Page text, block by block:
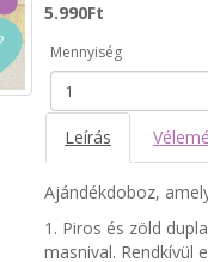
5.990Ft
Mennyiség
Leírás
Ajándékdoboz,
1. Piros és zöld
masnival. Rendkívül